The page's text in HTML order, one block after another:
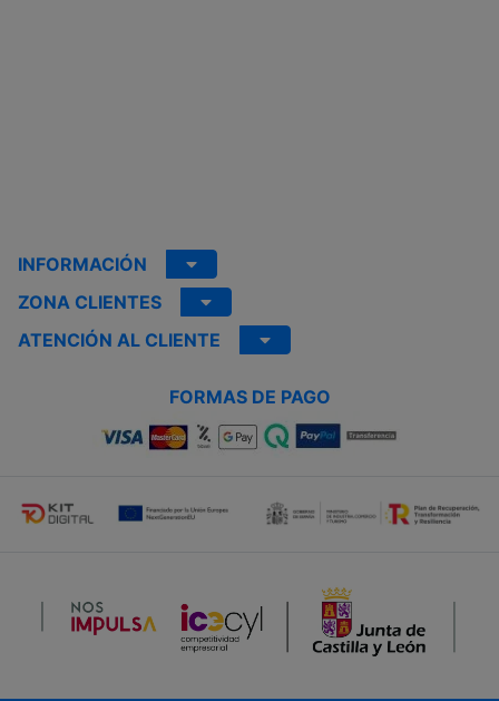
INFORMACIÓN
ZONA CLIENTES
ATENCIÓN AL CLIENTE
FORMAS DE PAGO